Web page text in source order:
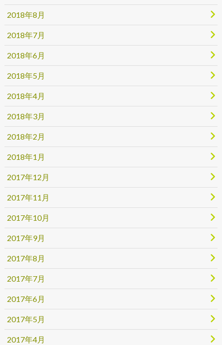
2018年8月
2018年7月
2018年6月
2018年5月
2018年4月
2018年3月
2018年2月
2018年1月
2017年12月
2017年11月
2017年10月
2017年9月
2017年8月
2017年7月
2017年6月
2017年5月
2017年4月